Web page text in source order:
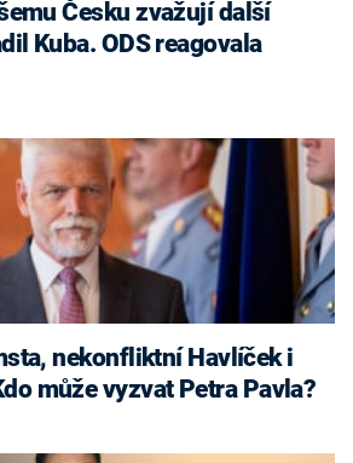
Kuba. ODS reagovala
může vyzvat Petra Pavla?